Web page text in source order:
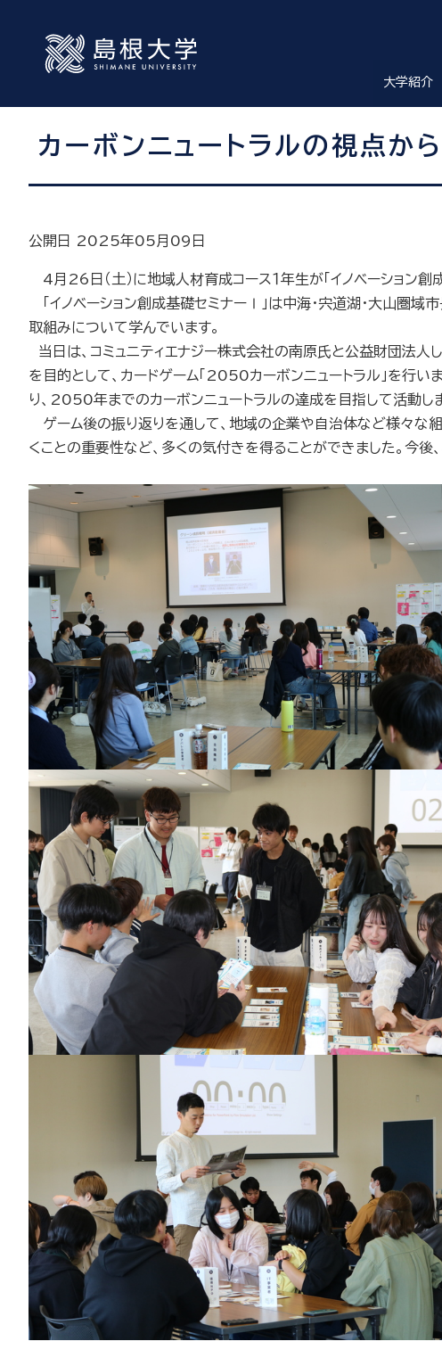
大学紹介
カーボンニュートラルの視点か
公開日 2025年05月09日
4月26日（土）に地域人材育成コース１年生が「イノベーション
「イノベーション創成基礎セミナーⅠ」は中海・宍道湖・大山圏域
取組みについて学んでいます。
当日は、コミュニティエナジー株式会社の南原氏と公益財団法人
を目的として、カードゲーム「2050カーボンニュートラル」を行
り、2050年までのカーボンニュートラルの達成を目指して活動しま
ゲーム後の振り返りを通して、地域の企業や自治体など様々な
くことの重要性など、多くの気付きを得ることができました。今